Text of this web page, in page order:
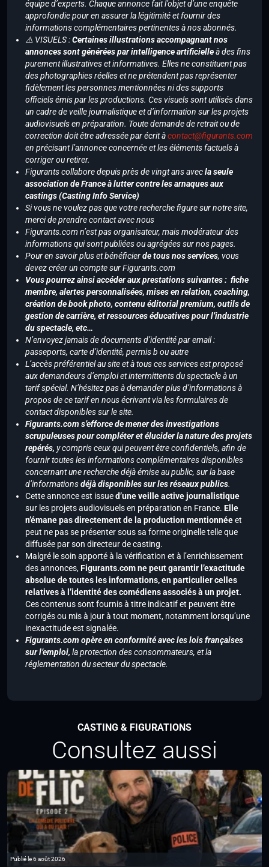
équipe d’experts. Chaque annonce fait l’objet d’une enquête
approfondie pour en assurer la légitimité et fournir des
informations complémentaires pertinentes à nos abonnés.
⚠️ VISUELS :Certaines illustrations accompagnant nos
annonces sont générées par intelligence artificielleà des fins
purement illustratives et informatives. Elles ne constituent pas
des photographies réelles et ne prétendent pas représenter
fidèlement les personnes mentionnées ni des supports
officiels émis par les productions. Ces visuels sont utilisés dans
un cadre de veille journalistique et d’information sur les projets
audiovisuels en préparation. Toute demande de retrait ou de
correction doit être adressée par écrit àcontact@figurants.com
en précisant l’annonce concernée et les éléments factuels à
corriger ou retirer.
Figurants collabore depuis près de vingt ans avecla seule
association de France à lutter contre les arnaques aux
castings (Casting Info Service)
Si vous ne voulez pas que votre recherche figure sur notre site,
merci de prendre contact avec nous
Figurants.com n’est pas organisateur, mais modérateur des
informations qui sont publiées ou agrégées sur nos pages.
Pour en savoir plus et bénéficierde tous nos services, vous
devez créer un compte sur Figurants.com
Vous pourrez ainsi accéder aux prestations suivantes : fiche
membre, alertes personnalisées, mises en relation, coaching,
création de book photo, contenu éditorial premium, outils de
gestion de carrière, et ressources éducatives pour l’industrie
du spectacle, etc…
N’envoyez jamais de documents d’identité par email :
passeports, carte d’identité, permis b ou autre
L’accès préférentiel au site et à tous ces services est proposé
aux demandeurs d’emploi et intermittents du spectacle à un
tarif spécial. N’hésitez pas à demander plus d’informations à
propos de ce tarif en nous écrivant via les formulaires de
contact disponibles sur le site.
Figurants.com s’efforce de mener des investigations
scrupuleuses pour compléter et élucider la nature des projets
repérés, y compris ceux qui peuvent être confidentiels, afin de
fournir toutes les informations complémentaires disponibles
concernant une recherche déjà émise au public, sur la base
d’informationsdéjà disponibles sur les réseaux publics.
Cette annonce est issued’une veille active journalistique
sur les projets audiovisuels en préparation en France. Elle
n’émane pas directement de la production mentionnéeet
peut ne pas se présenter sous sa forme originelle telle que
diffusée par son directeur de casting.
Malgré le soin apporté à la vérification et à l’enrichissement
des annonces,Figurants.com ne peut garantir l’exactitude
absolue de toutes les informations, en particulier celles
relatives à l’identité des comédiens associés à un projet.
Ces contenus sont fournis à titre indicatif et peuvent être
corrigés ou mis à jour à tout moment, notamment lorsqu’une
inexactitude est signalée.
Figurants.com opère en conformité avec les lois françaises
sur l’emploi, la protection des consommateurs, et la
réglementation du secteur du spectacle.
CASTING & FIGURATIONS
Consultez aussi
Publié le 6 août 2026